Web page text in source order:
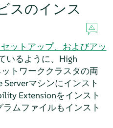
スのインス
ットアップ、およびアッ
いるように、High
トワーククラスタの両
Serverマシンにインスト
Extensionをインスト
ムファイルもインスト